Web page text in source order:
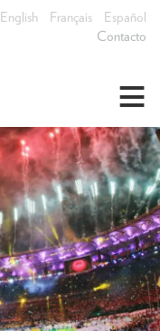
Contacto
English Français Español
≡